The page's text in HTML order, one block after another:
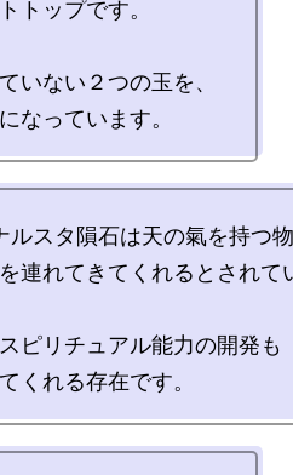
トップです。
いない２つの玉を、
ルスタ隕石は天の氣を持つ
連れてきてくれるとされて
ピリチュアル能力の開発も